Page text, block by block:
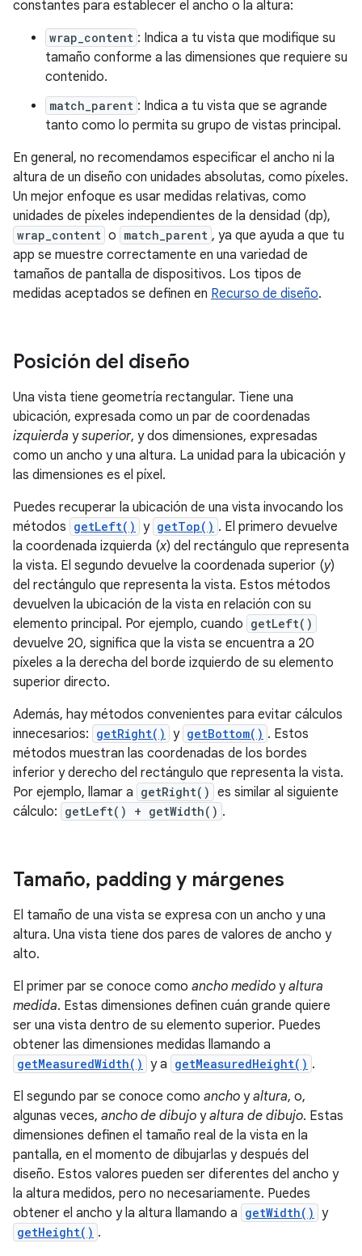
constantes para establecer el ancho o la altura:
wrap_content : Indica a tu vista que modifique su
tamaño conforme a las dimensiones que requiere su
contenido.
match_parent : Indica a tu vista que se agrande
tanto como lo permita su grupo de vistas principal.
En general, no recomendamos especificar el ancho ni la
altura de un diseño con unidades absolutas, como píxeles.
Un mejor enfoque es usar medidas relativas, como
unidades de píxeles independientes de la densidad (dp),
wrap_content o match_parent , ya que ayuda a que tu
app se muestre correctamente en una variedad de
tamaños de pantalla de dispositivos. Los tipos de
medidas aceptados se definen en Recurso de diseño.
Posición del diseño
Una vista tiene geometría rectangular. Tiene una
ubicación, expresada como un par de coordenadas
izquierda ysuperior, y dos dimensiones, expresadas
como un ancho y una altura. La unidad para la ubicación y
las dimensiones es el píxel.
Puedes recuperar la ubicación de una vista invocando los
métodos getLeft() y getTop() . El primero devuelve
la coordenada izquierda (x) del rectángulo que representa
la vista. El segundo devuelve la coordenada superior (y)
del rectángulo que representa la vista. Estos métodos
devuelven la ubicación de la vista en relación con su
elemento principal. Por ejemplo, cuando getLeft()
devuelve 20, significa que la vista se encuentra a 20
píxeles a la derecha del borde izquierdo de su elemento
superior directo.
Además, hay métodos convenientes para evitar cálculos
innecesarios: getRight() y getBottom() . Estos
métodos muestran las coordenadas de los bordes
inferior y derecho del rectángulo que representa la vista.
Por ejemplo, llamar a getRight() es similar al siguiente
cálculo: getLeft() + getWidth() .
Tamaño, padding y márgenes
El tamaño de una vista se expresa con un ancho y una
altura. Una vista tiene dos pares de valores de ancho y
alto.
El primer par se conoce como ancho medido yaltura
medida. Estas dimensiones definen cuán grande quiere
ser una vista dentro de su elemento superior. Puedes
obtener las dimensiones medidas llamando a
getMeasuredWidth() y a getMeasuredHeight() .
El segundo par se conoce como ancho yaltura, o,
algunas veces, ancho de dibujo yaltura de dibujo. Estas
dimensiones definen el tamaño real de la vista en la
pantalla, en el momento de dibujarlas y después del
diseño. Estos valores pueden ser diferentes del ancho y
la altura medidos, pero no necesariamente. Puedes
obtener el ancho y la altura llamando a getWidth() y
getHeight() .